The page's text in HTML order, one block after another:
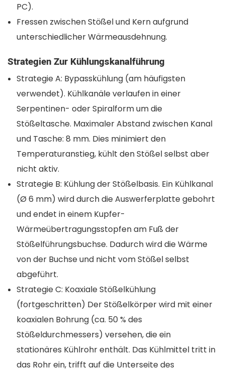
PC).
Fressen zwischen Stößel und Kern aufgrund
unterschiedlicher Wärmeausdehnung.
Strategien Zur Kühlungskanalführung
Strategie A: Bypasskühlung (am häufigsten
verwendet). Kühlkanäle verlaufen in einer
Serpentinen- oder Spiralform um die
Stößeltasche. Maximaler Abstand zwischen Kanal
und Tasche: 8 mm. Dies minimiert den
Temperaturanstieg, kühlt den Stößel selbst aber
nicht aktiv.
Strategie B: Kühlung der Stößelbasis. Ein Kühlkanal
(Ø 6 mm) wird durch die Auswerferplatte gebohrt
und endet in einem Kupfer-
Wärmeübertragungsstopfen am Fuß der
Stößelführungsbuchse. Dadurch wird die Wärme
von der Buchse und nicht vom Stößel selbst
abgeführt.
Strategie C: Koaxiale Stößelkühlung
(fortgeschritten) Der Stößelkörper wird mit einer
koaxialen Bohrung (ca. 50 % des
Stößeldurchmessers) versehen, die ein
stationäres Kühlrohr enthält. Das Kühlmittel tritt in
das Rohr ein, trifft auf die Unterseite des